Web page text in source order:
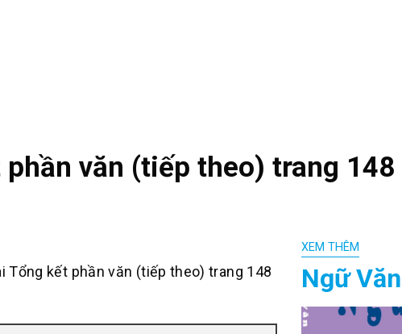
văn (tiếp theo) trang 148
Tổng kết phần văn (tiếp theo) trang 148
XEM THÊM
Ngữ